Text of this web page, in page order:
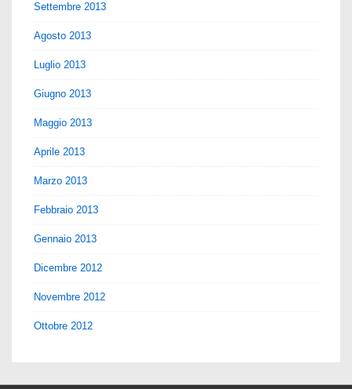
Settembre 2013
Agosto 2013
Luglio 2013
Giugno 2013
Maggio 2013
Aprile 2013
Marzo 2013
Febbraio 2013
Gennaio 2013
Dicembre 2012
Novembre 2012
Ottobre 2012